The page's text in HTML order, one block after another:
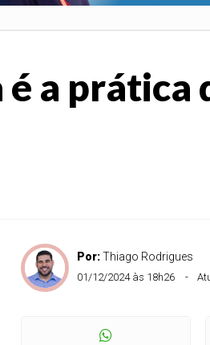
é a prática
Por:Thiago Rodrigues
01/12/2024 às 18h26